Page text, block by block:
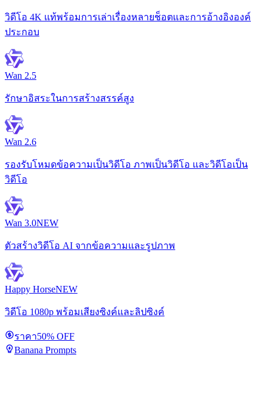
วิดีโอ 4K แท้พร้อมการเล่าเรื่องหลายช็อตและการอ้างอิงองค์
ประกอบ
Wan 2.5
รักษาอิสระในการสร้างสรรค์สูง
Wan 2.6
รองรับโหมดข้อความเป็นวิดีโอ ภาพเป็นวิดีโอ และวิดีโอเป็น
วิดีโอ
Wan 3.0NEW
ตัวสร้างวิดีโอ AI จากข้อความและรูปภาพ
Happy HorseNEW
วิดีโอ 1080p พร้อมเสียงซิงค์และลิปซิงค์
ราคา50% OFF
Banana Prompts